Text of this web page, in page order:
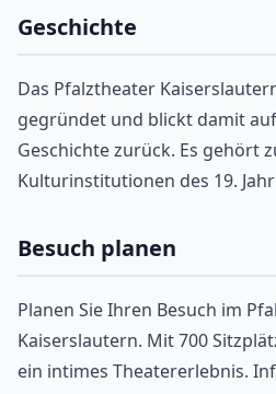
Geschichte
Das Pfalztheater
gegründet und blickt damit
Geschichte zurück. Es gehört
Kulturinstitutionen des 19.
Besuch planen
Planen Sie Ihren Besuch im
Kaiserslautern. Mit 700
ein intimes Theatererlebnis.